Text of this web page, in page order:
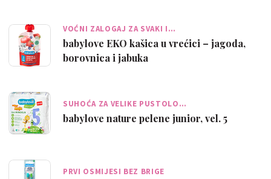
VOĆNI ZALOGAJ ZA SVAKI I…
babylove EKO kašica u vrećici – jagoda,
borovnica i jabuka
SUHOĆA ZA VELIKE PUSTOLO…
babylove nature pelene junior, vel. 5
PRVI OSMIJESI BEZ BRIGE